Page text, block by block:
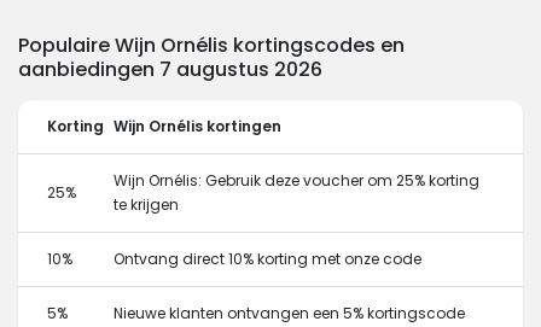
Populaire Wijn Ornélis kortingscodes en
aanbiedingen 7 augustus 2026
Korting Wijn Ornélis kortingen
25%
Wijn Ornélis: Gebruik deze voucher om 25% korting
te krijgen
10% Ontvang direct 10% korting met onze code
5% Nieuwe klanten ontvangen een 5% kortingscode